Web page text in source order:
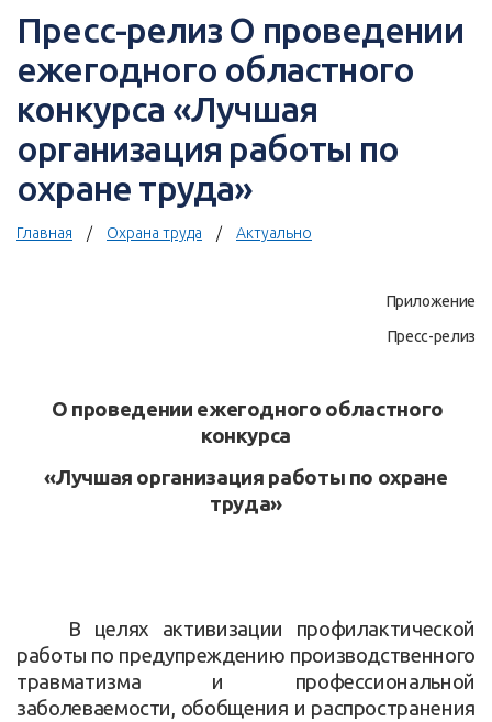
Пресс-релиз О проведении
ежегодного областного
конкурса «Лучшая
организация работы по
охране труда»
Главная Охрана труда Актуально
Приложение
Пресс-релиз
О проведении ежегодного областного
конкурса
«Лучшая организация работы по охране
труда»
В целях активизации профилактической
работы по предупреждению производственного
травматизма и профессиональной
заболеваемости, обобщения и распространения